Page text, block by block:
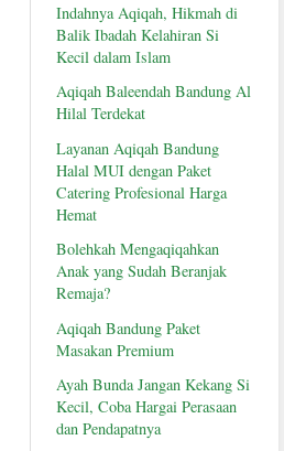
Indahnya Aqiqah, Hikmah di
Balik Ibadah Kelahiran Si
Kecil dalam Islam
Aqiqah Baleendah Bandung Al
Hilal Terdekat
Layanan Aqiqah Bandung
Halal MUI dengan Paket
Catering Profesional Harga
Hemat
Bolehkah Mengaqiqahkan
Anak yang Sudah Beranjak
Remaja?
Aqiqah Bandung Paket
Masakan Premium
Ayah Bunda Jangan Kekang Si
Kecil, Coba Hargai Perasaan
dan Pendapatnya